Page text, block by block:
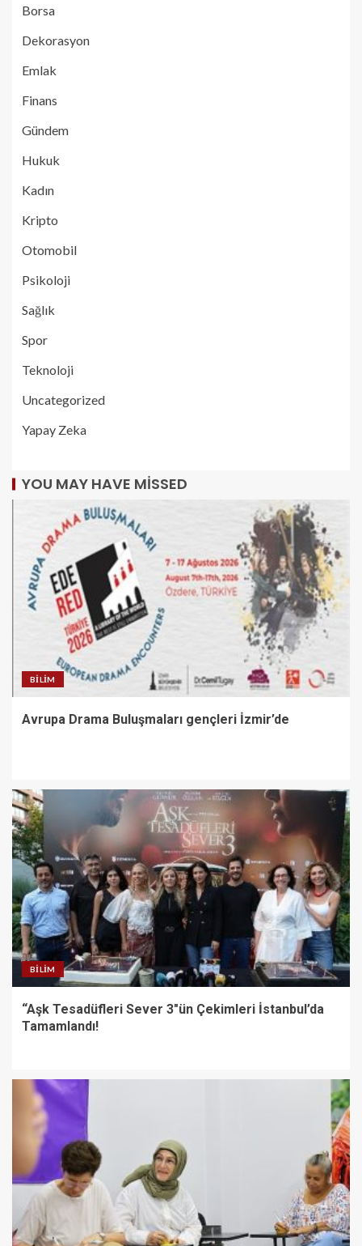
Borsa
Dekorasyon
Emlak
Finans
Gündem
Hukuk
Kadın
Kripto
Otomobil
Psikoloji
Sağlık
Spor
Teknoloji
Uncategorized
Yapay Zeka
YOU MAY HAVE MISSED
BILIM
Avrupa Drama Buluşmaları gençleri İzmir’de
BILIM
“Aşk Tesadüfleri Sever 3″ün Çekimleri İstanbul’da
Tamamlandı!